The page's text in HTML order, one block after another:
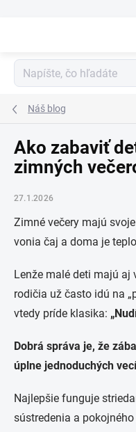
Náš blog
Ako zabaviť
zimných
27.1.2026
Zimné večery majú
vonia čaj a doma je
Lenže malé deti majú aj
rodičia už často idú na
vtedy príde klasika:
Dobrá správa je, že
úplne jednoduchých
Najlepšie funguje
sústredenia a